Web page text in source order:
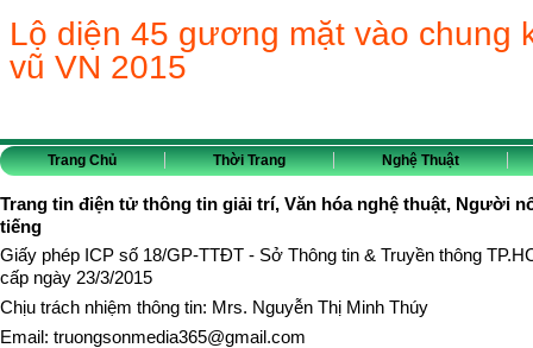
Lộ diện 45 gương mặt vào chung
vũ VN 2015
Trang Chủ Thời Trang Nghệ Thuật
Trang tin điện tử thông tin giải trí, Văn hóa nghệ thuật, Người
tiếng
Giấy phép ICP số 18/GP-TTĐT - Sở Thông tin & Truyền thông
cấp ngày 23/3/2015
Chịu trách nhiệm thông tin: Mrs. Nguyễn Thị Minh Thúy
Email: truongsonmedia365@gmail.com